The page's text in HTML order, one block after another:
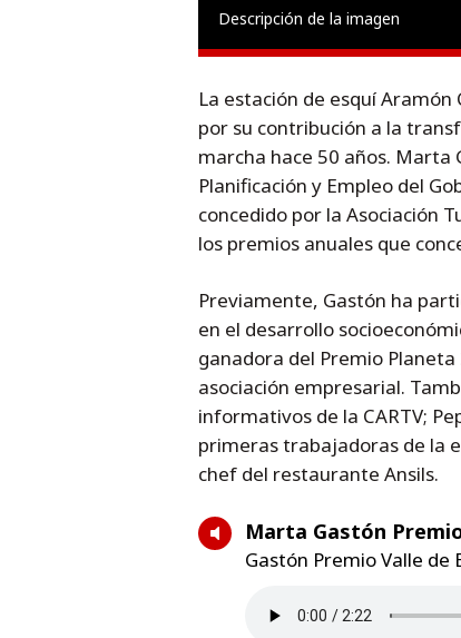
Descripción de la imagen
La estación de esquí
por su contribución a la
marcha hace 50 años. Marta
Planificación y Empleo del
concedido por la Asociación
los premios anuales que
Previamente, Gastón ha
en el desarrollo
ganadora del Premio
asociación empresarial.
informativos de la CARTV;
primeras trabajadoras de la
chef del restaurante Ansils.
Marta Gastón
Gastón Premio Valle de